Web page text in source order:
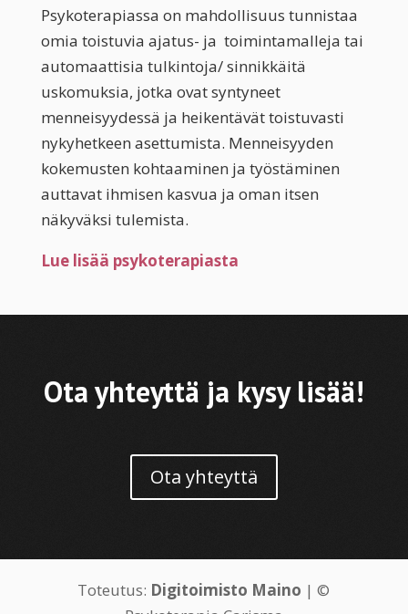
Psykoterapiassa on mahdollisuus tunnistaa
omia toistuvia ajatus- ja toimintamalleja tai
automaattisia tulkintoja/ sinnikkäitä
uskomuksia, jotka ovat syntyneet
menneisyydessä ja heikentävät toistuvasti
nykyhetkeen asettumista. Menneisyyden
kokemusten kohtaaminen ja työstäminen
auttavat ihmisen kasvua ja oman itsen
näkyväksi tulemista.
Lue lisää psykoterapiasta
Ota yhteyttä ja kysy lisää!
Ota yhteyttä
Toteutus: Digitoimisto Maino | ©